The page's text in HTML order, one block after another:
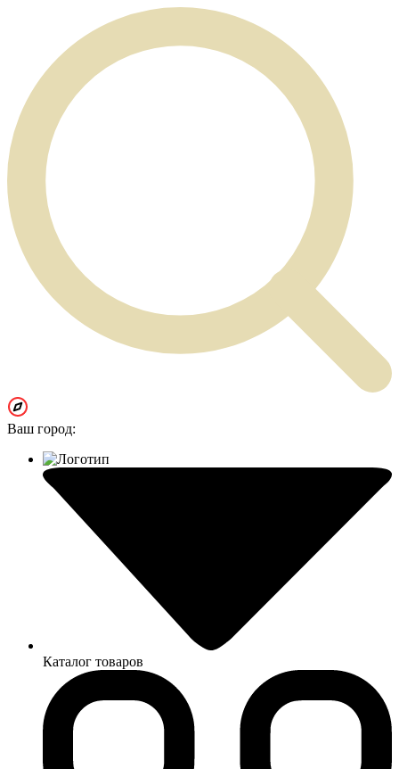
Ваш город:
Каталог товаров